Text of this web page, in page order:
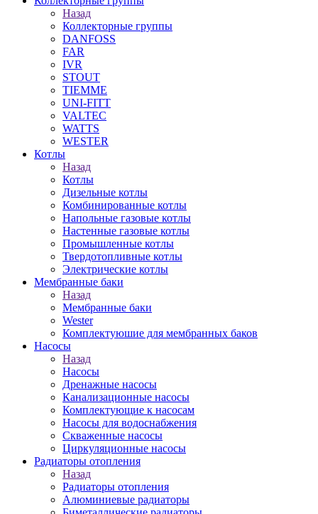
Назад
Коллекторные группы
DANFOSS
FAR
IVR
STOUT
TIEMME
UNI-FITT
VALTEC
WATTS
WESTER
Котлы
Назад
Котлы
Дизельные котлы
Комбинированные котлы
Напольные газовые котлы
Настенные газовые котлы
Промышленные котлы
Твердотопливные котлы
Электрические котлы
Мембранные баки
Назад
Мембранные баки
Wester
Комплектуюшие для мембранных баков
Насосы
Назад
Насосы
Дренажные насосы
Канализационные насосы
Комплектующие к насосам
Насосы для водоснабжения
Скваженные насосы
Циркуляционные насосы
Радиаторы отопления
Назад
Радиаторы отопления
Алюминиевые радиаторы